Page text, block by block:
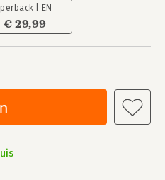
| EN
€ 29,99